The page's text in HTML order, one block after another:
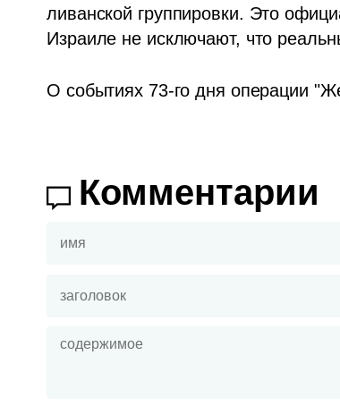
ливанской группировки. Это
Израиле не исключают, что
О событиях 73-го дня операции
Комментарии